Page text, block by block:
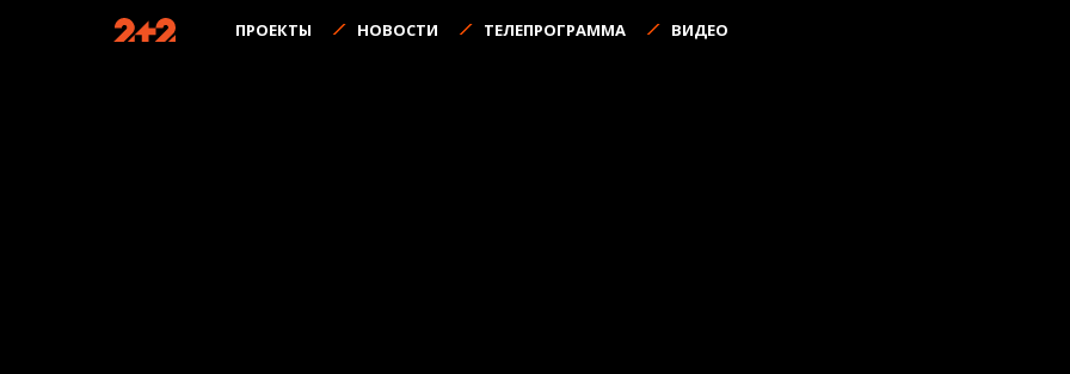
ПРОЕКТЫ НОВОСТИ ТЕЛЕПРОГРАММА ВИДЕО